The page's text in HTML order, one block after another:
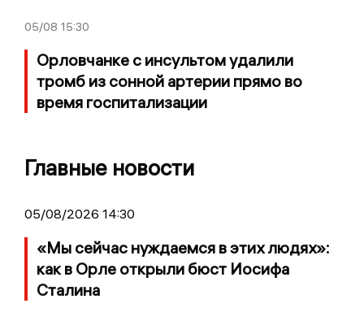
05/08 15:30
Орловчанке с инсультом удалили
тромб из сонной артерии прямо во
время госпитализации
Главные новости
05/08/2026 14:30
«Мы сейчас нуждаемся в этих людях»:
как в Орле открыли бюст Иосифа
Сталина